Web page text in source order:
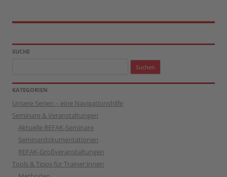
SUCHE
KATEGORIEN
Unsere Serien – eine Navigationshilfe
Seminare & Veranstaltungen
Aktuelle REFAK-Seminare
Seminardokumentationen
REFAK-Großveranstaltungen
Tools & Tipps für Trainer:innen